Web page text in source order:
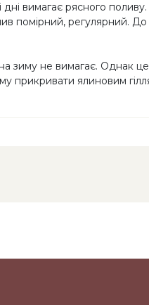
дні вимагає рясного
помірний, регулярний. До
зиму не вимагає. Однак
прикривати ялиновим